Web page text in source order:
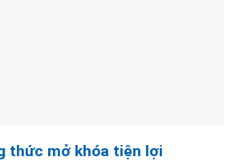
thức mở khóa tiện lợi